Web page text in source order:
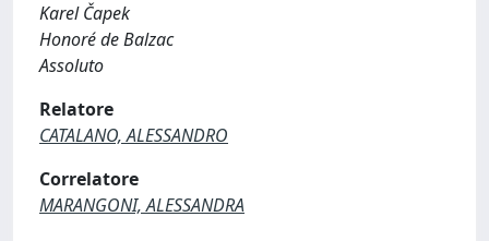
Karel Čapek
Honoré de Balzac
Assoluto
Relatore
CATALANO, ALESSANDRO
Correlatore
MARANGONI, ALESSANDRA